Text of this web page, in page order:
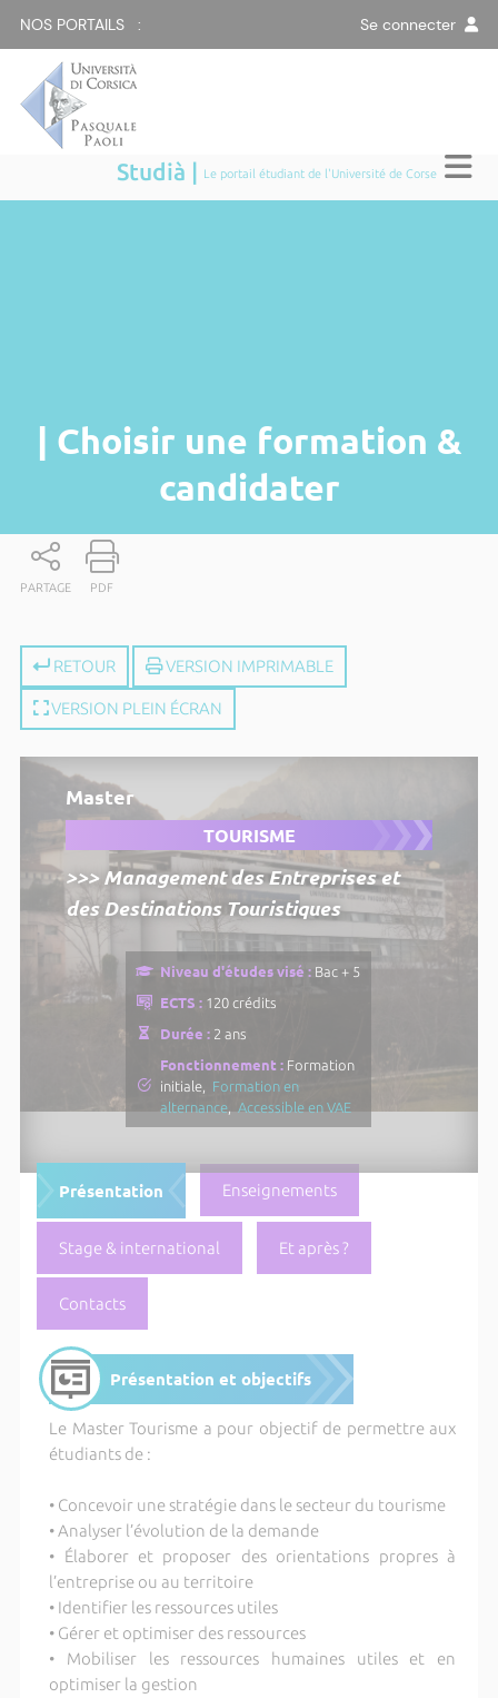
NOS PORTAILS : Se connecter
Studià | Le portail étudiant de l'Université de Corse
| Choisir une formation &
candidater
PARTAGE PDF
RETOUR VERSION IMPRIMABLE
VERSION PLEIN ÉCRAN
Master
TOURISME
>>> Management des Entreprises et
des Destinations Touristiques
Niveau d'études visé : Bac + 5
ECTS : 120 crédits
Durée : 2 ans
Fonctionnement : Formation
initiale, Formation en
alternance
Accessible en VAE
Présentation Enseignements
Stage & international Et après ?
Contacts
Présentation et objectifs
Le Master Tourisme a pour objectif de permettre aux
étudiants de :
• Concevoir une stratégie dans le secteur du tourisme
• Analyser l’évolution de la demande
• Élaborer et proposer des orientations propres à
l’entreprise ou au territoire
• Identifier les ressources utiles
• Gérer et optimiser des ressources
• Mobiliser les ressources humaines utiles et en
optimiser la gestion